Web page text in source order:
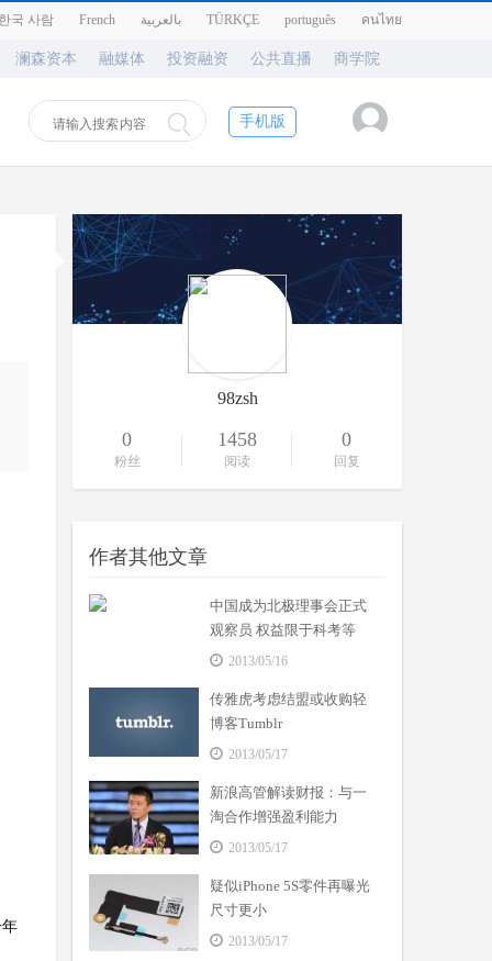
국 사람 French بالعربية TÜRKÇE português คนไทย
澜森资本 融媒体 投资融资 公共直播 商学院
手机版
98zsh
0
粉丝
1458
阅读
0
回复
作者其他文章
中国成为北极理事会正式
观察员 权益限于科考等
2013/05/16
传雅虎考虑结盟或收购轻
博客Tumblr
2013/05/17
新浪高管解读财报：与一
淘合作增强盈利能力
2013/05/17
疑似iPhone 5S零件再曝光
尺寸更小
2013/05/17